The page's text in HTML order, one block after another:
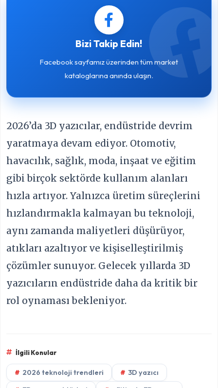
Bizi Takip Edin!
Facebook sayfamız üzerinden tüm market
kataloglarına anında ulaşın.
2026’da 3D yazıcılar, endüstride devrim
yaratmaya devam ediyor. Otomotiv,
havacılık, sağlık, moda, inşaat ve eğitim
gibi birçok sektörde kullanım alanları
hızla artıyor. Yalnızca üretim süreçlerini
hızlandırmakla kalmayan bu teknoloji,
aynı zamanda maliyetleri düşürüyor,
atıkları azaltıyor ve kişiselleştirilmiş
çözümler sunuyor. Gelecek yıllarda 3D
yazıcıların endüstride daha da kritik bir
rol oynaması bekleniyor.
İlgili Konular
2026 teknoloji trendleri
3D yazıcı